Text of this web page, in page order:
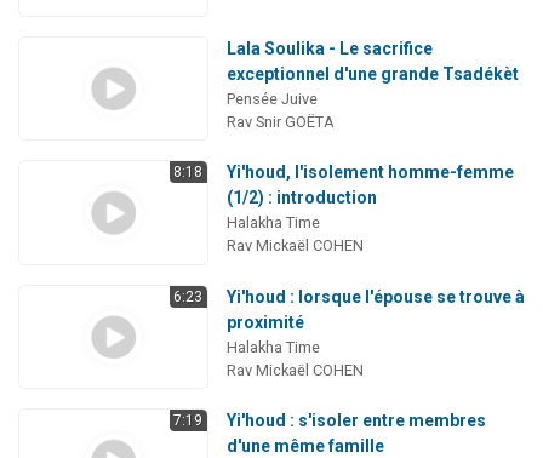
Lala Soulika - Le sacrifice
exceptionnel d'une grande Tsadékèt
Pensée Juive
Rav Snir GOËTA
8:18
Yi'houd, l'isolement homme-femme
(1/2) : introduction
Halakha Time
Rav Mickaël COHEN
6:23
Yi'houd : lorsque l'épouse se trouve à
proximité
Halakha Time
Rav Mickaël COHEN
7:19
Yi'houd : s'isoler entre membres
d'une même famille